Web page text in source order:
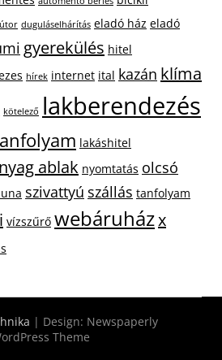
duguláselhárítás eladó ház eladó
gyerekülés hitel
hírek internet ital kazán klíma
kötelező lakberendezés
lakáshitel
ablak nyomtatás olcsó
szivattyú szállás tanfolyam
vízszűrő webáruházx
| Design: Newspaperly
Theme